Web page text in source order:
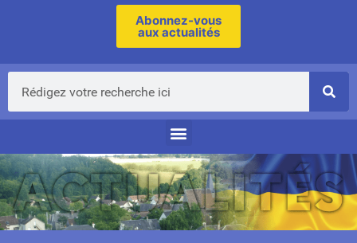
Abonnez-vous
aux actualités